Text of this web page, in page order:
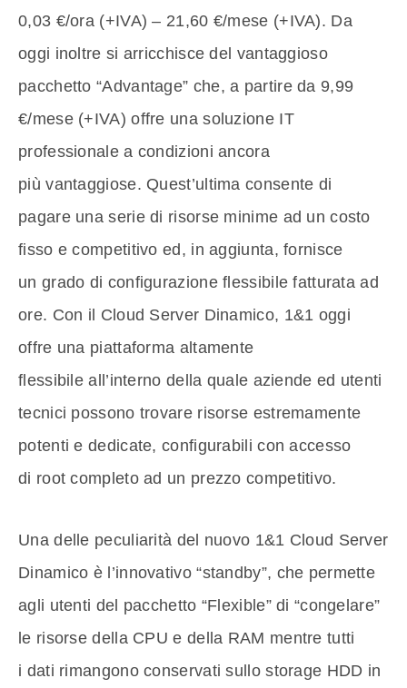
0,03 €/ora (+IVA) – 21,60 €/mese (+IVA). Da
oggi inoltre si arricchisce del vantaggioso
pacchetto “Advantage” che, a partire da 9,99
€/mese (+IVA) offre una soluzione IT
professionale a condizioni ancora
più vantaggiose. Quest’ultima consente di
pagare una serie di risorse minime ad un costo
fisso e competitivo ed, in aggiunta, fornisce
un grado di configurazione flessibile fatturata ad
ore. Con il Cloud Server Dinamico, 1&1 oggi
offre una piattaforma altamente
flessibile all’interno della quale aziende ed utenti
tecnici possono trovare risorse estremamente
potenti e dedicate, configurabili con accesso
di root completo ad un prezzo competitivo.
Una delle peculiarità del nuovo 1&1 Cloud Server
Dinamico è l’innovativo “standby”, che permette
agli utenti del pacchetto “Flexible” di “congelare”
le risorse della CPU e della RAM mentre tutti
i dati rimangono conservati sullo storage HDD in